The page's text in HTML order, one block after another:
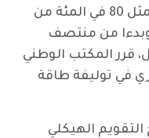
موردَ طاقة أولية أساسياًّ، وكان يمثل 80 في المئة من
الطاقيةِ في العام1980. وبدءا من منتصف
قرر المكتب الوطني
في توليفة طاقة
الهيكلي